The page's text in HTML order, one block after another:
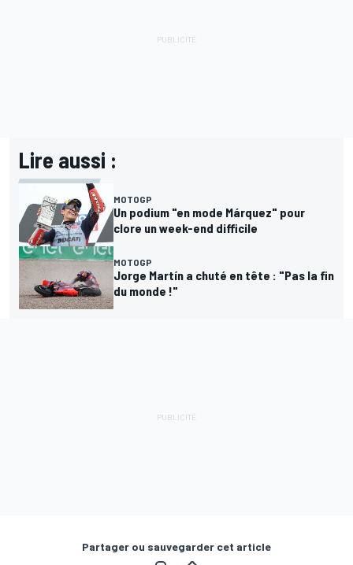
Lire aussi :
MOTOGP
Un podium "en mode Márquez" pour
clore un week-end difficile
MOTOGP
Jorge Martín a chuté en tête : "Pas la fin
du monde !"
Partager ou sauvegarder cet article